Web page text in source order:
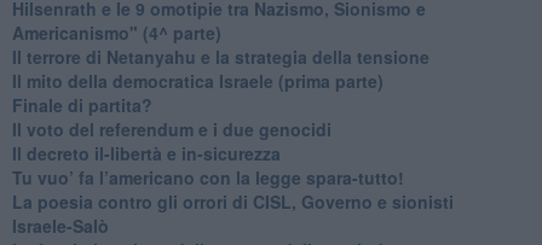
​Hilsenrath e le 9 omotipie tra Nazismo, Sionismo e
Americanismo" (4^ parte)
​Il terrore di Netanyahu e la strategia della tensione
Il mito della democratica Israele (prima parte)
​Finale di partita?
​Il voto del referendum e i due genocidi
Il decreto il-libertà e in-sicurezza
Tu vuo’ fa l’americano con la legge spara-tutto!
La poesia contro gli orrori di CISL, Governo e sionisti
Israele-Salò